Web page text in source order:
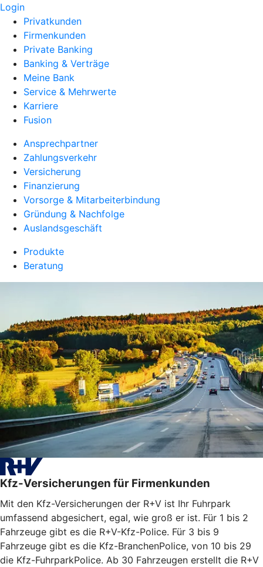
Login
Privatkunden
Firmenkunden
Private Banking
Banking & Verträge
Meine Bank
Service & Mehrwerte
Karriere
Fusion
Ansprechpartner
Zahlungsverkehr
Versicherung
Finanzierung
Vorsorge & Mitarbeiterbindung
Gründung & Nachfolge
Auslandsgeschäft
Produkte
Beratung
Kfz-Versicherungen für Firmenkunden
Mit den Kfz-Versicherungen der R+V ist Ihr Fuhrpark
umfassend abgesichert, egal, wie groß er ist. Für 1 bis 2
Fahrzeuge gibt es die R+V-Kfz-Police. Für 3 bis 9
Fahrzeuge gibt es die Kfz-BranchenPolice, von 10 bis 29
die Kfz-FuhrparkPolice. Ab 30 Fahrzeugen erstellt die R+V